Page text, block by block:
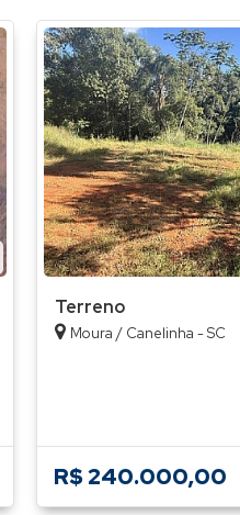
Terreno
Moura / Canelinha - SC
R$ 240.000,00